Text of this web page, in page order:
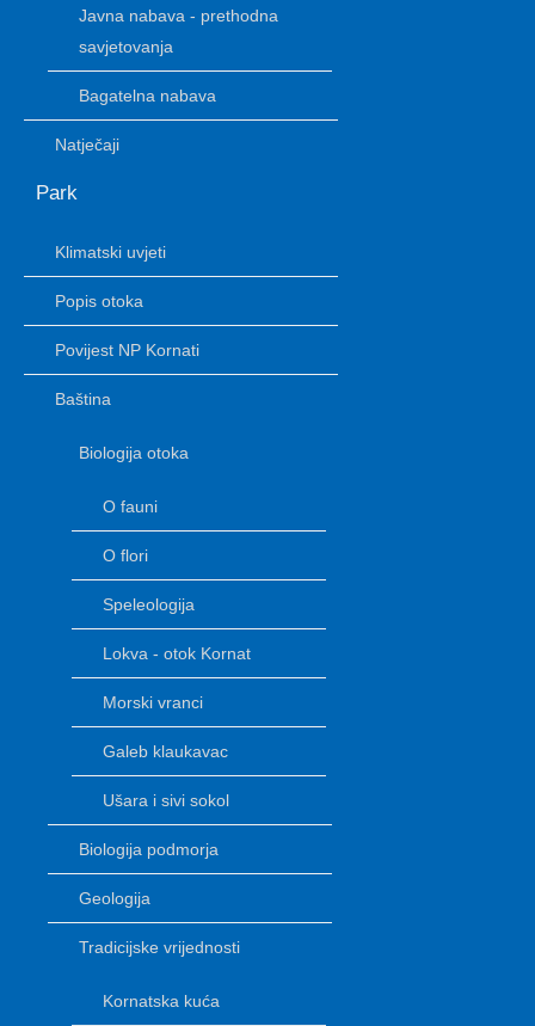
Javna nabava - prethodna
savjetovanja
Bagatelna nabava
Natječaji
Park
Klimatski uvjeti
Popis otoka
Povijest NP Kornati
Baština
Biologija otoka
O fauni
O flori
Speleologija
Lokva - otok Kornat
Morski vranci
Galeb klaukavac
Ušara i sivi sokol
Biologija podmorja
Geologija
Tradicijske vrijednosti
Kornatska kuća